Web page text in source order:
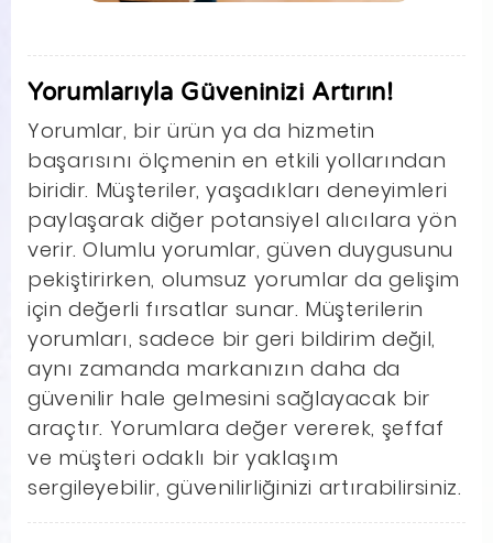
Yorumlarıyla Güveninizi Artırın!
Yorumlar, bir ürün ya da hizmetin
başarısını ölçmenin en etkili yollarından
biridir. Müşteriler, yaşadıkları deneyimleri
paylaşarak diğer potansiyel alıcılara yön
verir. Olumlu yorumlar, güven duygusunu
pekiştirirken, olumsuz yorumlar da gelişim
için değerli fırsatlar sunar. Müşterilerin
yorumları, sadece bir geri bildirim değil,
aynı zamanda markanızın daha da
güvenilir hale gelmesini sağlayacak bir
araçtır. Yorumlara değer vererek, şeffaf
ve müşteri odaklı bir yaklaşım
sergileyebilir, güvenilirliğinizi artırabilirsiniz.